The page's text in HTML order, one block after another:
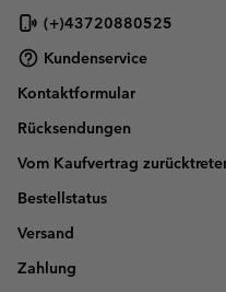
(+)43720880525
Kundenservice
Kontaktformular
Rücksendungen
Vom Kaufvertrag
Bestellstatus
Versand
Zahlung